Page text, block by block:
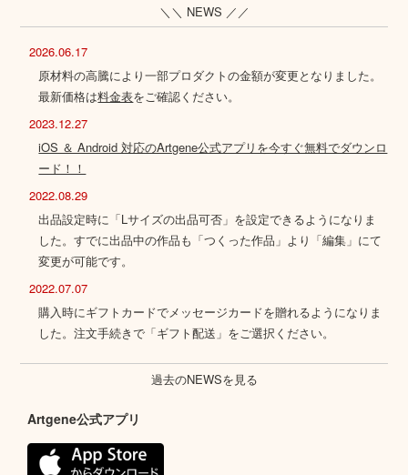
＼＼ NEWS ／／
2026.06.17
原材料の高騰により一部プロダクトの金額が変更となりました。
最新価格は料金表をご確認ください。
2023.12.27
iOS ＆ Android 対応のArtgene公式アプリを今すぐ無料でダウンロ
ード！！
2022.08.29
出品設定時に「Lサイズの出品可否」を設定できるようになりま
した。すでに出品中の作品も「つくった作品」より「編集」にて
変更が可能です。
2022.07.07
購入時にギフトカードでメッセージカードを贈れるようになりま
した。注文手続きで「ギフト配送」をご選択ください。
過去のNEWSを見る
Artgene公式アプリ